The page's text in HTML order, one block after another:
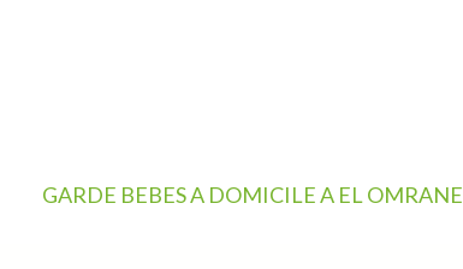
GARDE BEBES A DOMICILE A EL OMRANE